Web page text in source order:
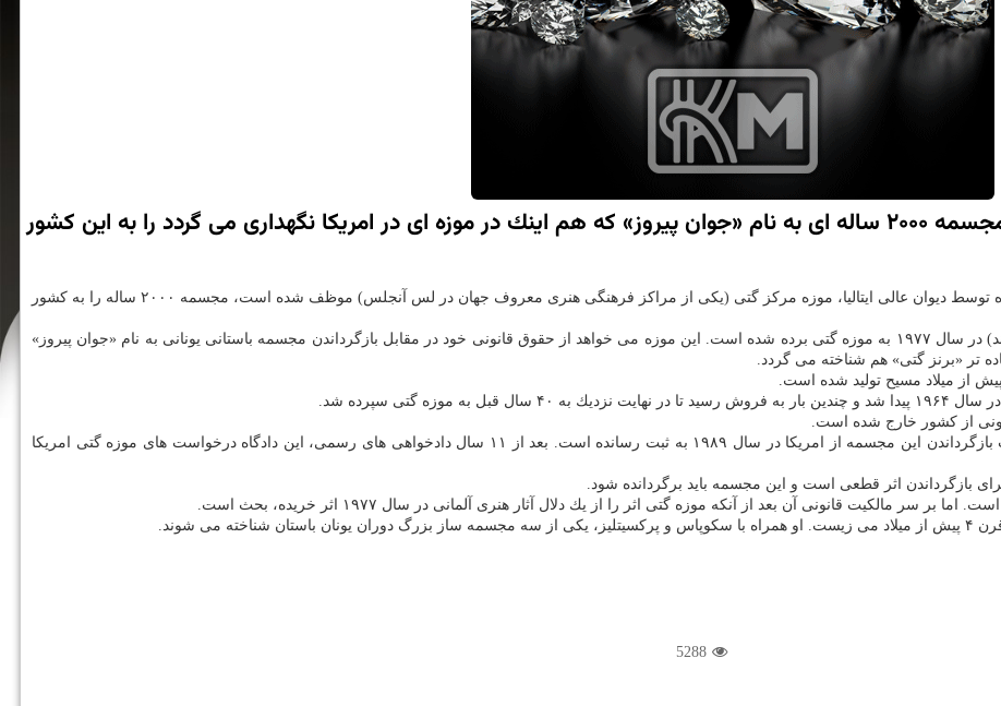
به گزارش كاراموند دادگاه عالی ایتالیا می خواهد مجسمه ۲۰۰۰ ساله ای به نام «جوان پیروز» كه هم اینك در موزه ای در امریكا نگهداری می گردد را به این كشور
به گزارش كاراموند به نقل از گاردین، بر مبنای قوانین جدید تعیین شده توسط دیوان عالی ایتالیا، موزه مركز گتی (یكی از مراكز فرهنگی هنری معروف جهان در لس آنجلس) موظف شده است، مجسمه ۲۰۰۰ ساله را به كشور
این مجسمه ۲۰۰۰ ساله برنزی با ارزش ۴ میلیون دلار (۳.۱ میلیون پوند) در سال ۱۹۷۷ به موزه گتی برده شده است. این موزه می خواهد از حقوق قانونی خود در مقابل بازگرداندن مجسمه باستانی یونانی به نام «جوان پیروز»
تر «برنز گتی» هم شناخته می گردد.
گتی سپرده شد.
از كشور خارج شده است.
همینطور دادگاه عالی ایتالیا نخستین درخواست رسمی خویش را جهت بازگرداندن این مجسمه از امریكا در سال ۱۹۸۹ به ثبت رسانده است. بعد از ۱۱ سال دادخواهی های رسمی، این دادگاه درخواست های موزه گتی امریكا
بازگرداندن اثر قطعی است و این مجسمه باید برگردانده شود.
قانونی آن بعد از آنكه موزه گتی اثر را از یك دلال آثار هنری آلمانی در سال ۱۹۷۷ اثر خریده، بحث است.
شوند.
5288